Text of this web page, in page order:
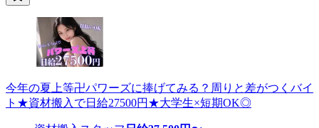
今年の夏上等卍パワーズに捧げてみる？周りと差がつくバイ
ト★資材搬入で日給27500円★大学生×短期OK◎